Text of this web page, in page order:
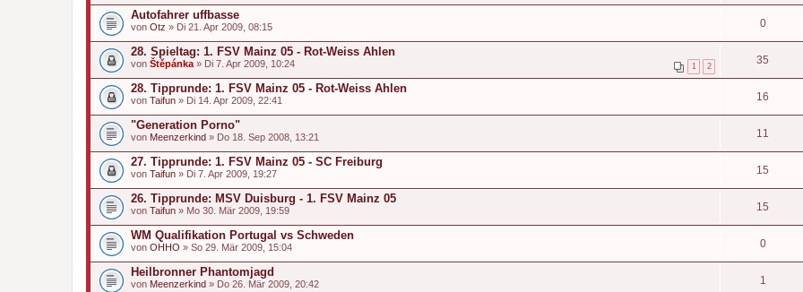
Autofahrer uffbasse
von Otz » Di 21. Apr 2009, 08:15 0
28. Spieltag: 1. FSV Mainz 05 - Rot-Weiss Ahlen
1 2
von Štěpánka » Di 7. Apr 2009, 10:24 35
28. Tipprunde: 1. FSV Mainz 05 - Rot-Weiss Ahlen
von Taifun » Di 14. Apr 2009, 22:41 16
"Generation Porno"
von Meenzerkind » Do 18. Sep 2008, 13:21 11
27. Tipprunde: 1. FSV Mainz 05 - SC Freiburg
von Taifun » Di 7. Apr 2009, 19:27 15
26. Tipprunde: MSV Duisburg - 1. FSV Mainz 05
von Taifun » Mo 30. Mär 2009, 19:59 15
WM Qualifikation Portugal vs Schweden
von OHHO » So 29. Mär 2009, 15:04 0
Heilbronner Phantomjagd
von Meenzerkind » Do 26. Mär 2009, 20:42 1